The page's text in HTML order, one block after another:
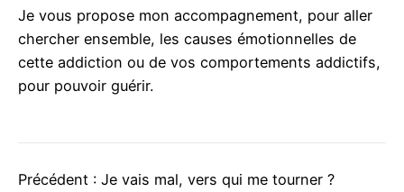
Je vous propose mon accompagnement, pour aller
chercher ensemble, les causes émotionnelles de
cette addiction ou de vos comportements addictifs,
pour pouvoir guérir.
Précédent : Je vais mal, vers qui me tourner ?